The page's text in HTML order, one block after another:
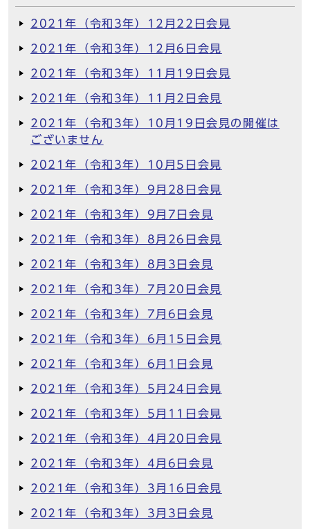
2021年（令和3年）12月22日会見
2021年（令和3年）12月6日会見
2021年（令和3年）11月19日会見
2021年（令和3年）11月2日会見
2021年（令和3年）10月19日会見の開催は
ございません
2021年（令和3年）10月5日会見
2021年（令和3年）9月28日会見
2021年（令和3年）9月7日会見
2021年（令和3年）8月26日会見
2021年（令和3年）8月3日会見
2021年（令和3年）7月20日会見
2021年（令和3年）7月6日会見
2021年（令和3年）6月15日会見
2021年（令和3年）6月1日会見
2021年（令和3年）5月24日会見
2021年（令和3年）5月11日会見
2021年（令和3年）4月20日会見
2021年（令和3年）4月6日会見
2021年（令和3年）3月16日会見
2021年（令和3年）3月3日会見